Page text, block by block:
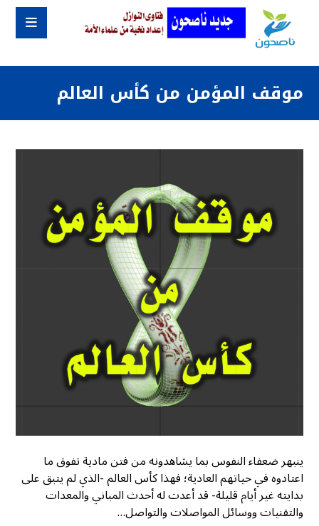
موقف المؤمن من كأس العالم
ينبهر ضعفاء النفوس بما يشاهدونه من فتن مادية تفوق ما
اعتادوه في حياتهم العادية؛ فهذا كأس العالم -الذي لم يتبق على
بدايته غير أيام قليلة- قد أعدت له أحدث المباني والمعدات
والتقنيات ووسائل المواصلات والتواصل…